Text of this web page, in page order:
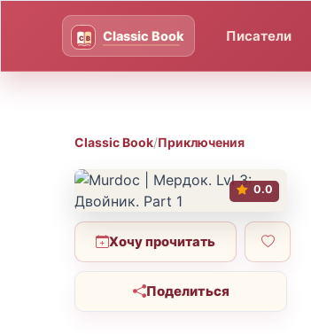
Писатели
Classic Book/Приключения
0.0
Хочу прочитать
Поделиться